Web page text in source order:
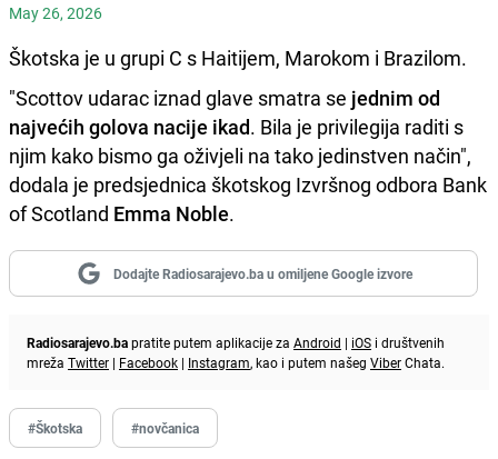
May 26, 2026
Škotska je u grupi C s Haitijem, Marokom i Brazilom.
"Scottov udarac iznad glave smatra se jednim od
najvećih golova nacije ikad. Bila je privilegija raditi s
njim kako bismo ga oživjeli na tako jedinstven način",
dodala je predsjednica škotskog Izvršnog odbora Bank
of Scotland Emma Noble.
Dodajte Radiosarajevo.ba u omiljene Google izvore
Radiosarajevo.bapratite putem aplikacije za Android | iOS i društvenih
mreža Twitter | Facebook | Instagram, kao i putem našeg ViberChata.
#Škotska #novčanica